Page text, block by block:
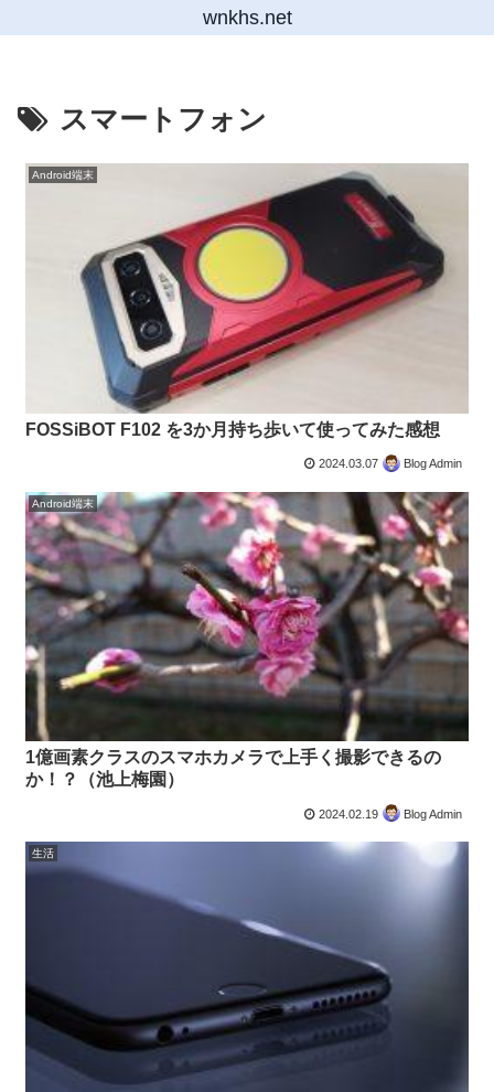
wnkhs.net
スマートフォン
Android端末
FOSSiBOT F102 を3か月持ち歩いて使ってみた感想
2024.03.07 Blog Admin
Android端末
1億画素クラスのスマホカメラで上手く撮影できるの
か！？（池上梅園）
2024.02.19 Blog Admin
生活